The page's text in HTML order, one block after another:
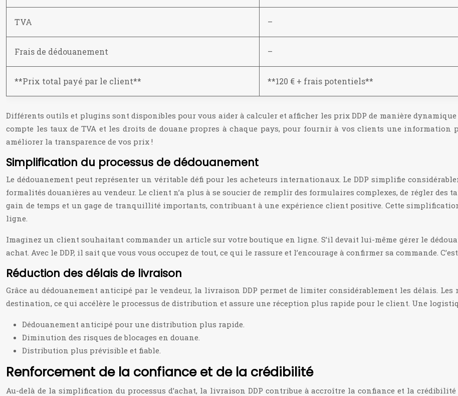
TVA –
Frais de dédouanement –
**Prix total payé par le client** **120 € + frais potentiels**
Différents outils et plugins sont disponibles pour vous aider à calculer et afficher les prix DDP de manière
compte les taux de TVA et les droits de douane propres à chaque pays, pour fournir à vos clients une information
améliorer la transparence de vos prix !
Simplification du processus de dédouanement
Le dédouanement peut représenter un véritable défi pour les acheteurs internationaux. Le DDP simplifie
formalités douanières au vendeur. Le client n’a plus à se soucier de remplir des formulaires complexes, de régler des
gain de temps et un gage de tranquillité importants, contribuant à une expérience client positive. Cette
ligne.
Imaginez un client souhaitant commander un article sur votre boutique en ligne. S’il devait lui-même gérer le
achat. Avec le DDP, il sait que vous vous occupez de tout, ce qui le rassure et l’encourage à confirmer sa commande.
Réduction des délais de livraison
Grâce au dédouanement anticipé par le vendeur, la livraison DDP permet de limiter considérablement les délais. Les
destination, ce qui accélère le processus de distribution et assure une réception plus rapide pour le client. Une
Dédouanement anticipé pour une distribution plus rapide.
Diminution des risques de blocages en douane.
Distribution plus prévisible et fiable.
Renforcement de la confiance et de la crédibilité
Au-delà de la simplification du processus d’achat, la livraison DDP contribue à accroître la confiance et la